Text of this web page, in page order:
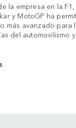
la empresa en la F1,
y MotoGP ha
más avanzado para
del automovilismo